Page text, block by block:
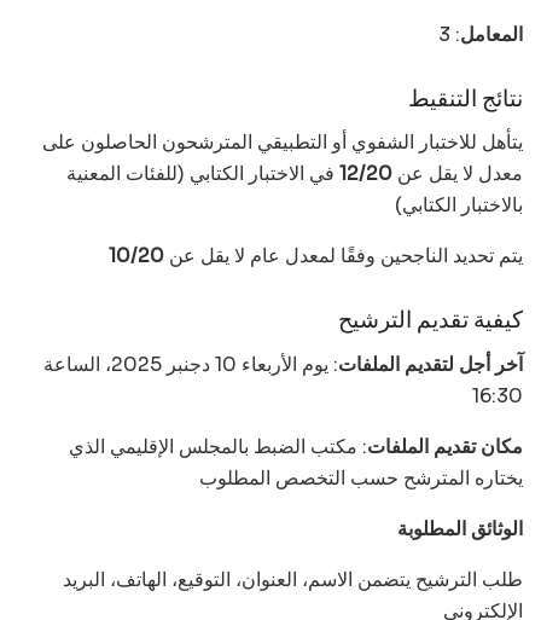
المعامل: 3
نتائج التنقيط
يتأهل للاختبار الشفوي أو التطبيقي المترشحون الحاصلون على
معدل لا يقل عن 12/20 في الاختبار الكتابي (للفئات المعنية
بالاختبار الكتابي)
يتم تحديد الناجحين وفقًا لمعدل عام لا يقل عن 10/20
كيفية تقديم الترشيح
آخر أجل لتقديم الملفات
: يوم الأربعاء 10 دجنبر 2025، الساعة
16:30
مكان تقديم الملفات: مكتب الضبط بالمجلس الإقليمي الذي
يختاره المترشح حسب التخصص المطلوب
الوثائق المطلوبة
طلب الترشيح يتضمن الاسم، العنوان، التوقيع، الهاتف، البريد
الإلكتروني